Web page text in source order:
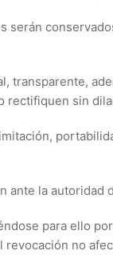
serán
transparente,
rectifiquen sin
ante la autoridad
para ello
no